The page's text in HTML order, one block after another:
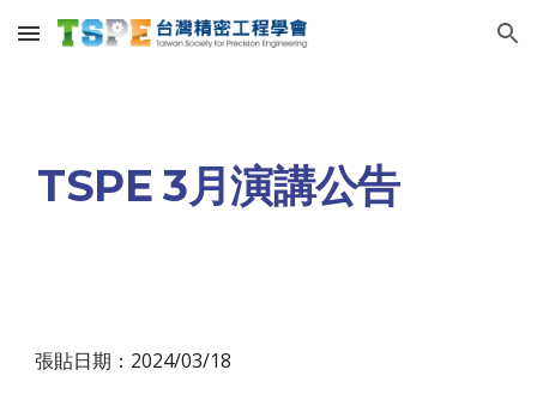
Skip to main content Skip to navigation
TSPE 3月演講公告
張貼日期：2024/03/18